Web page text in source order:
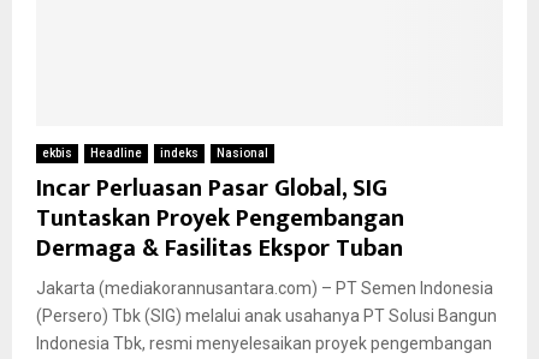
ekbis Headline indeks Nasional
Incar Perluasan Pasar Global, SIG
Tuntaskan Proyek Pengembangan
Dermaga & Fasilitas Ekspor Tuban
Jakarta (mediakorannusantara.com) – PT Semen Indonesia
(Persero) Tbk (SIG) melalui anak usahanya PT Solusi Bangun
Indonesia Tbk, resmi menyelesaikan proyek pengembangan